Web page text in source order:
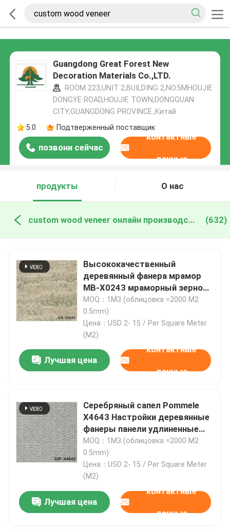
Guangdong Great Forest New
Decoration Materials Co.,LTD.
ROOM 223,UNIT 2,BUILDING 2,NO.5MHOUJIE
DONGYE ROAD,HOUJIE TOWN,DONGGUAN
CITY,GUANGDONG PROVINCE.,Китай
5.0
Подтверженный поставщик
позвони сейчас
контактные
данные
продукты О нас
custom wood veneer онлайн производство (632)
Высококачественный
деревянный фанера мрамор
MB-X0243 мраморный зерно
0,15-1,0 мм толщина для
декорации
MOQ：1M3 (облицовка =2000 M2
0.5mm)
Цена：USD 2- 15 / Per Square Meter
(M2)
Лучшая цена
контактные
данные
Серебряный сапел Pommele
X4643 Настройки деревянные
фанеры панели удлиненные
размер 2800-3100 мм для
двери
MOQ：1M3 (облицовка =2000 M2
0.5mm)
Цена：USD 2- 15 / Per Square Meter
(M2)
Лучшая цена
контактные
данные